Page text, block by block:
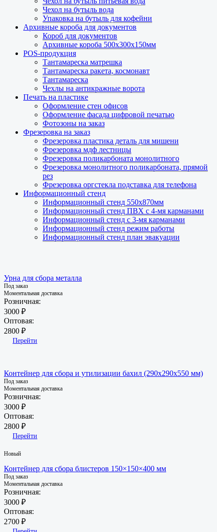
Чехол на бутыль вода
Упаковка на бутыль для кофейни
Архивные короба для документов
Короб для документов
Архивные короба 500х300х150мм
POS-продукция
Тантамареска матрешка
Тантамареска ракета, космонавт
Тантамареска
Чехлы на антикражные ворота
Печать на пластике
Оформление стен офисов
Оформление фасада цифровой печатью
Фотозоны на заказ
Фрезеровка на заказ
Фрезеровка пластика деталь для мишени
Фрезеровка мдф лестницы
Фрезеровка поликарбоната монолитного
Фрезеровка монолитного поликарбоната, прямой
рез
Фрезеровка оргстекла подставка для телефона
Информационный стенд
Информационный стенд 550х870мм
Информационный стенд ПВХ с 4-мя карманами
Информационный стенд с 3-мя карманами
Информационный стенд режим работы
Информационный стенд план эвакуации
Урна для сбора металла
Под заказ
Моментальная доставка
Розничная:
3000 ₽
Оптовая:
2800 ₽
Перейти
Контейнер для сбора и утилизации бахил (290х290х550 мм)
Под заказ
Моментальная доставка
Розничная:
3000 ₽
Оптовая:
2800 ₽
Перейти
Новый
Контейнер для сбора блистеров 150×150×400 мм
Под заказ
Моментальная доставка
Розничная:
3000 ₽
Оптовая:
2700 ₽